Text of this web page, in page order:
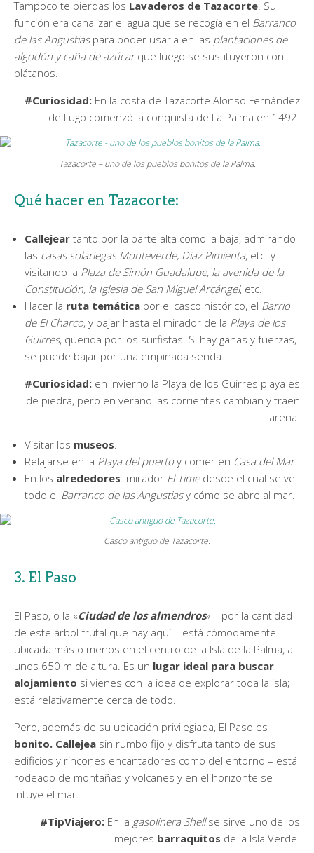
Tampoco te pierdas los Lavaderos de Tazacorte . Su
función era canalizar el agua que se recogía en el Barranco
de las Angustiaspara poder usarla en las plantaciones de
algodón y caña de azúcarque luego se sustituyeron con
plátanos.
#Curiosidad: En la costa de Tazacorte Alonso Fernández
de Lugo comenzó la conquista de La Palma en 1492.
Tazacorte – uno de los pueblos bonitos de la Palma.
Qué hacer en Tazacorte:
Callejear tanto por la parte alta como la baja, admirando
las casas solariegas Monteverde, Diaz Pimienta, etc. y
visitando la Plaza de Simón Guadalupe, la avenida de la
Constitución, la Iglesia de San Miguel Arcángel, etc.
Hacer la ruta temática por el casco histórico, el Barrio
de El Charco, y bajar hasta el mirador de la Playa de los
Guirres, querida por los surfistas. Si hay ganas y fuerzas,
se puede bajar por una empinada senda.
#Curiosidad: en invierno la Playa de los Guirres playa es
de piedra, pero en verano las corrientes cambian y traen
arena.
Visitar los museos
Relajarse en la Playa del puerto y comer en Casa del Mar.
En los alrededores: mirador El Timedesde el cual se ve
todo el Barranco de las Angustiasy cómo se abre al mar.
Casco antiguo de Tazacorte.
3. El Paso
El Paso, o la «Ciudad de los almendros» – por la cantidad
de este árbol frutal que hay aquí – está cómodamente
ubicada más o menos en el centro de la Isla de la Palma, a
unos 650 m de altura. Es un lugar ideal para buscar
alojamiento si vienes con la idea de explorar toda la isla;
está relativamente cerca de todo.
Pero, además de su ubicación privilegiada, El Paso es
bonito. Callejea sin rumbo fijo y disfruta tanto de sus
edificios y rincones encantadores como del entorno – está
rodeado de montañas y volcanes y en el horizonte se
intuye el mar.
#TipViajero: En la gasolinera Shellse sirve uno de los
mejores barraquitos de la Isla Verde.